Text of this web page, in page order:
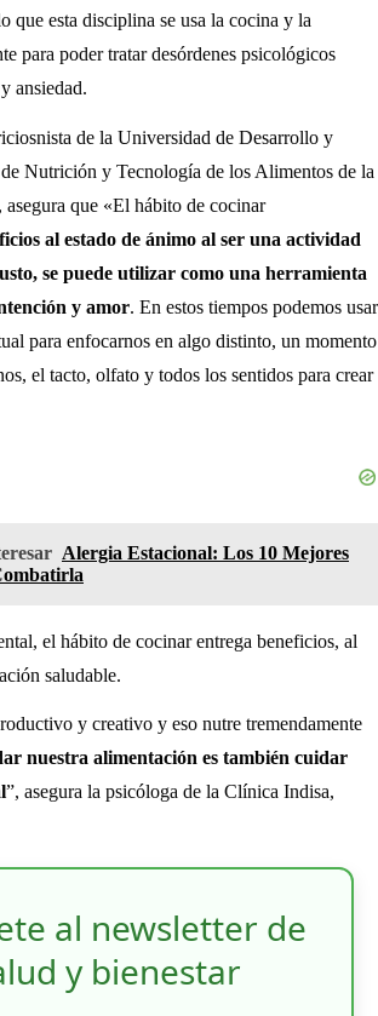
que esta disciplina se usa la cocina y la
para poder tratar desórdenes psicológicos
ansiedad.
de la Universidad de Desarrollo y
Nutrición y Tecnología de los Alimentos de la
que «El hábito de cocinar
al estado de ánimo al ser una actividad
se puede utilizar como una herramienta
y amor. En estos tiempos podemos usar
para enfocarnos en algo distinto, un momento
el tacto, olfato y todos los sentidos para crear
Alergia Estacional: Los 10 Mejores
el hábito de cocinar entrega beneficios, al
saludable.
y creativo y eso nutre tremendamente
nuestra alimentación es también cuidar
”, asegura la psicóloga de la Clínica Indisa,
al newsletter de
y bienestar